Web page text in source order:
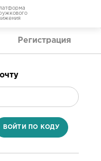
Регистрация
ВОЙТИ ПО КОДУ